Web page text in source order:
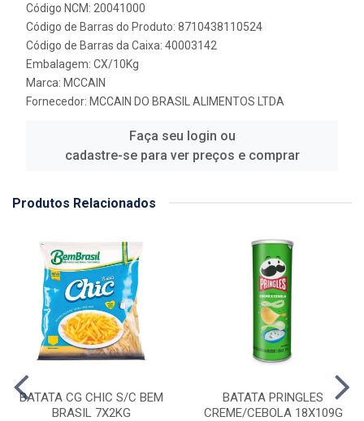
Código NCM: 20041000
Código de Barras do Produto: 8710438110524
Código de Barras da Caixa: 40003142
Embalagem: CX/10Kg
Marca: MCCAIN
Fornecedor: MCCAIN DO BRASIL ALIMENTOS LTDA
Faça seu login ou
cadastre-se para ver preços e comprar
Produtos Relacionados
BATATA CG CHIC S/C BEM
BRASIL 7X2KG
BATATA PRINGLES
CREME/CEBOLA 18X109G